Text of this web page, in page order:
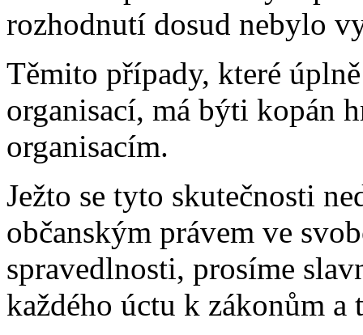
rozhodnutí dosud nebylo
Těmito případy, které
organisací, má býti kopán
organisacím.
Ježto se tyto skutečnosti
občanským právem ve
spravedlnosti, prosíme
každého úctu k zákonům a